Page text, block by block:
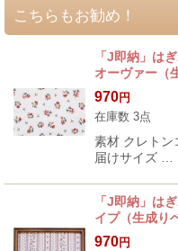
こちらもお勧め！
「J即納」は
オーヴァー（
970円
在庫数 3点
素材 クレトン
届けサイズ …
「J即納」は
イプ（生成り
970円